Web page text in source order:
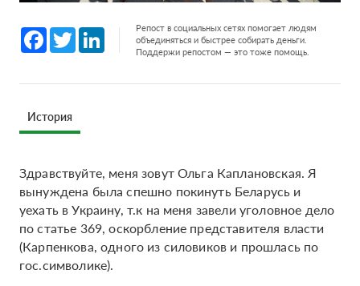
Facebook
Twitter LinkedInРепост в социальных сетях помогает людям
объединяться и быстрее собирать деньги.
Поддержи репостом — это тоже помощь.
История
Здравствуйте, меня зовут Ольга Каплановская. Я
вынуждена была спешно покинуть Беларусь и
уехать в Украину, т.к на меня завели уголовное дело
по статье 369, оскорбление представителя власти
(Карпенкова, одного из силовиков и прошлась по
гос.символике).